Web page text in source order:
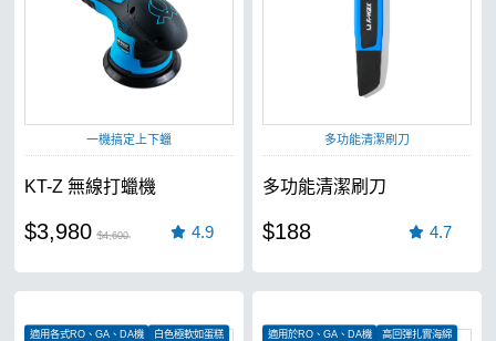
一機搞定上下蠟
KT-Z 無線打蠟機
$3,980 $4,600 4.9
多功能清潔刷刀
多功能清潔刷刀
$188 4.7
適用各式RO、GA、DA機
白色極軟如蛋糕
適用於RO、GA、DA機
高回彈扎實海綿